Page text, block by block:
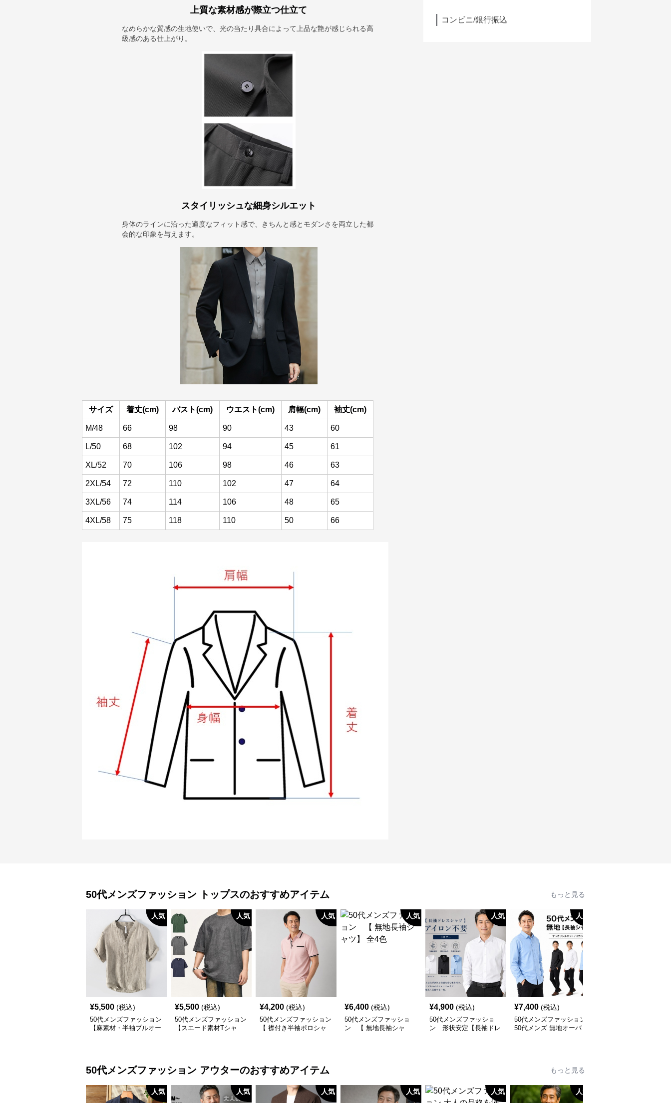
上質な素材感が際立つ仕立て
なめらかな質感の生地使いで、光の当たり具合によって上品な艶が感じられる高
級感のある仕上がり。
スタイリッシュな細身シルエット
身体のラインに沿った適度なフィット感で、きちんと感とモダンさを両立した都
会的な印象を与えます。
サイズ 着丈(cm) バスト(cm) ウエスト(cm) 肩幅(cm) 袖丈(cm)
M/48 66 98 90 43 60
L/50 68 102 94 45 61
XL/52 70 106 98 46 63
2XL/54 72 110 102 47 64
3XL/56 74 114 106 48 65
4XL/58 75 118 110 50 66
コンビニ/銀行振込
50代メンズファッション トップスのおすすめアイテム もっと見る
人気
¥5,500 (税込)
50代メンズファッション
【麻素材・半袖プルオー
人気
¥5,500 (税込)
50代メンズファッション
【スエード素材Tシャ
人気
¥4,200 (税込)
50代メンズファッション
【 襟付き半袖ポロシャ
人気
¥6,400 (税込)
50代メンズファッショ
ン 【 無地長袖シャ
人気
¥4,900 (税込)
50代メンズファッショ
ン 形状安定【長袖ドレ
人気
¥7,400 (税込)
50代メンズファッション
50代メンズ 無地オーバ
50代メンズファッション アウターのおすすめアイテム もっと見る
人気 人気 人気 人気 人気 人気